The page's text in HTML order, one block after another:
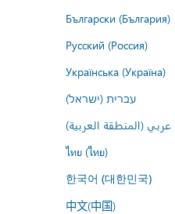
Български (България)
Русский (Россия)
Українська (Україна)
עברית (ישראל)
عربي (المنطقة العربية)
ไทย (ไทย)
한국어 (대한민국)
中文(中国)